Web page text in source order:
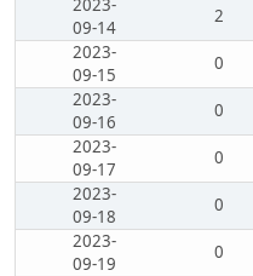
2023-
09-14
2
2023-
09-15
0
2023-
09-16
0
2023-
09-17
0
2023-
09-18
0
2023-
09-19
0